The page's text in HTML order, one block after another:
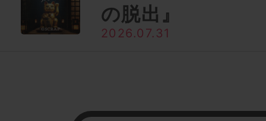
の脱出』
2026.07.31